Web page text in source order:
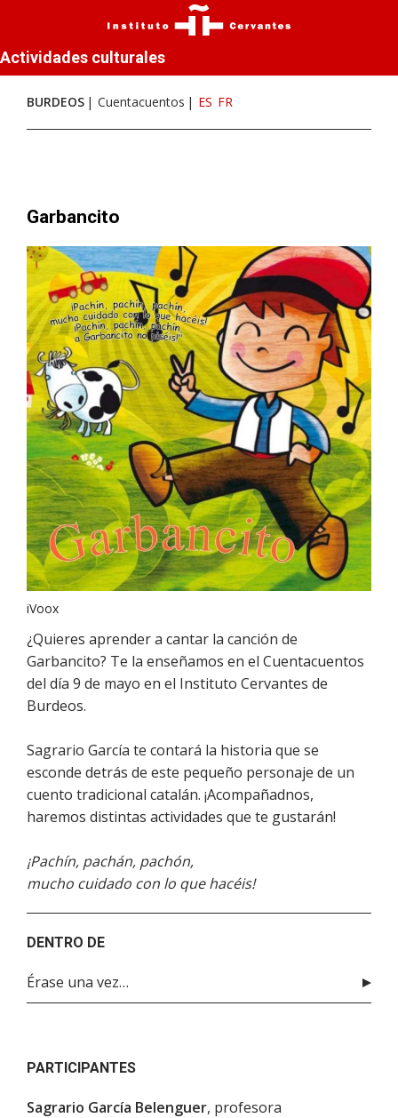
Actividades culturales
BURDEOS Cuentacuentos ES FR
Garbancito
iVoox
¿Quieres aprender a cantar la canción de
Garbancito? Te la enseñamos en el Cuentacuentos
del día 9 de mayo en el Instituto Cervantes de
Burdeos.
Sagrario García te contará la historia que se
esconde detrás de este pequeño personaje de un
cuento tradicional catalán. ¡Acompañadnos,
haremos distintas actividades que te gustarán!
¡Pachín, pachán, pachón,
mucho cuidado con lo que hacéis!
DENTRO DE
Érase una vez…
PARTICIPANTES
Sagrario García Belenguer, profesora